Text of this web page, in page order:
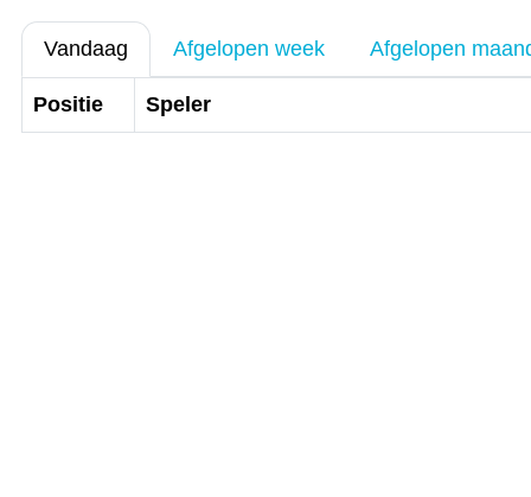
Vandaag Afgelopen week Afgelopen
Positie Speler